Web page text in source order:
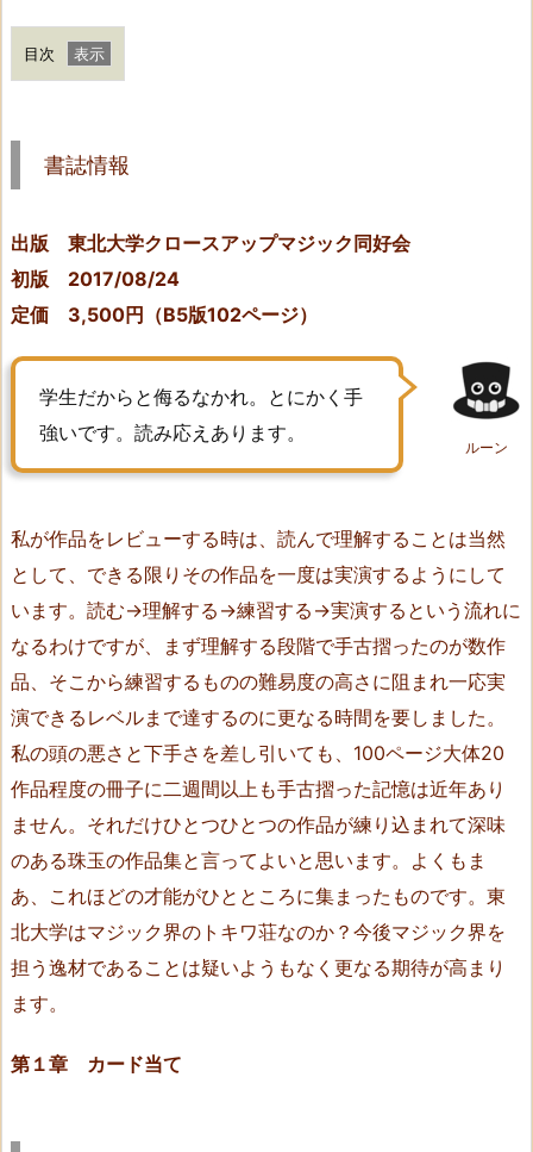
目次
1.
情
2.
T
h
i
s
t
S
a
n
w
h
（H
i
o
s
i
書誌情報
出版 東北大学クロースアップマジック同好会
初版 2017/08/24
定価 3,500円（B5版102ページ）
ルーン
学生だからと侮るなかれ。とにかく手
強いです。読み応えあります。
私が作品をレビューする時は、読んで理解することは当然
として、できる限りその作品を一度は実演するようにして
います。読む→理解する→練習する→実演するという流れに
なるわけですが、まず理解する段階で手古摺ったのが数作
品、そこから練習するものの難易度の高さに阻まれ一応実
演できるレベルまで達するのに更なる時間を要しました。
私の頭の悪さと下手さを差し引いても、100ページ大体20
作品程度の冊子に二週間以上も手古摺った記憶は近年あり
ません。それだけひとつひとつの作品が練り込まれて深味
のある珠玉の作品集と言ってよいと思います。よくもま
あ、これほどの才能がひとところに集まったものです。東
北大学はマジック界のトキワ荘なのか？今後マジック界を
担う逸材であることは疑いようもなく更なる期待が高まり
ます。
第１章 カード当て